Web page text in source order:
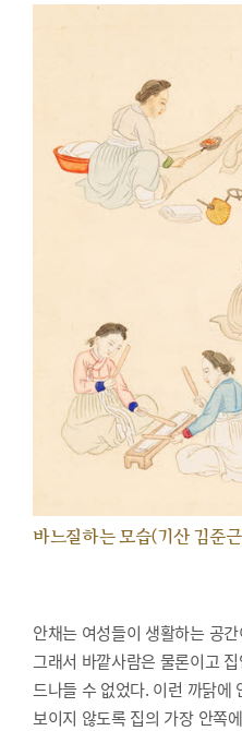
바느질하는 모습(기산 김준
안채는 여성들이 생활하는 공
그래서 바깥사람은 물론이고
드나들 수 없었다. 이런 까닭에
보이지 않도록 집의 가장 안쪽